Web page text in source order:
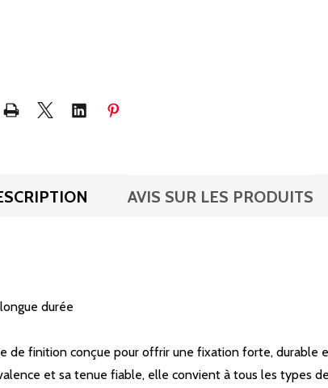
AVIS SUR LES PRODUITS
durée
de finition conçue pour offrir une fixation forte,
et sa tenue fiable, elle convient à tous les types